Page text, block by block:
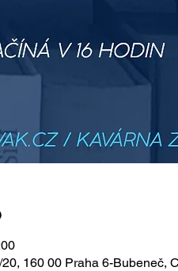
160 00 Praha 6-Bubeneč,